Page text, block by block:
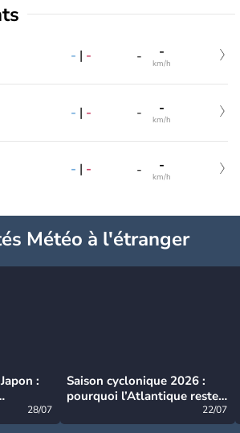
- | - - -
km/h
- | - - -
km/h
- | - - -
km/h
Météo à l'étranger
:
28/07
Saison cyclonique 2026 :
pourquoi l’Atlantique reste
22/07